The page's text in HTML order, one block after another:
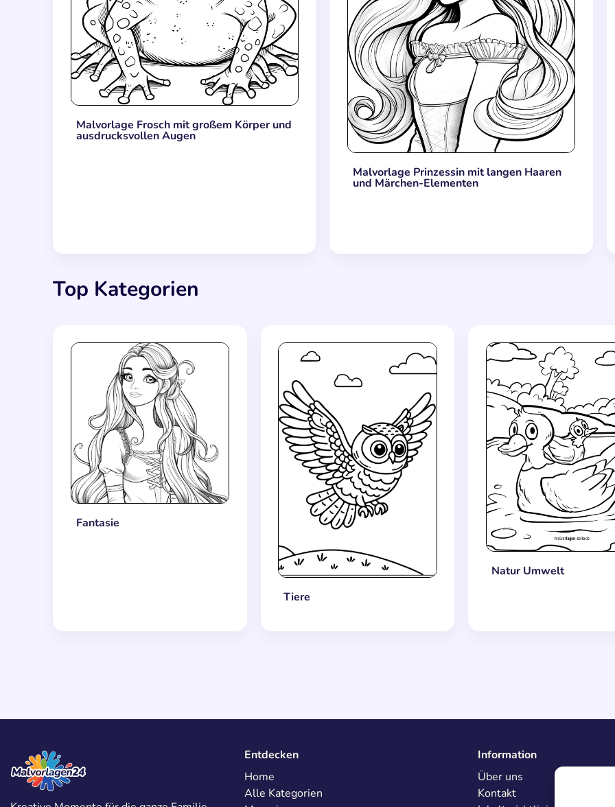
Malvorlage Frosch mit großem Körper und
ausdrucksvollen Augen
Malvorlage Prinzessin mit langen Haaren
und Märchen-Elementen
Top Kategorien
Fantasie
Tiere
Natur Umwelt
Entdecken
Home
Alle Kategorien
Information
Über uns
Kontakt